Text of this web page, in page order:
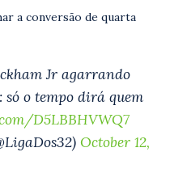
a conversão de quarta
Jr agarrando
só o tempo dirá quem
D5LBBHVWQ7
October 12,